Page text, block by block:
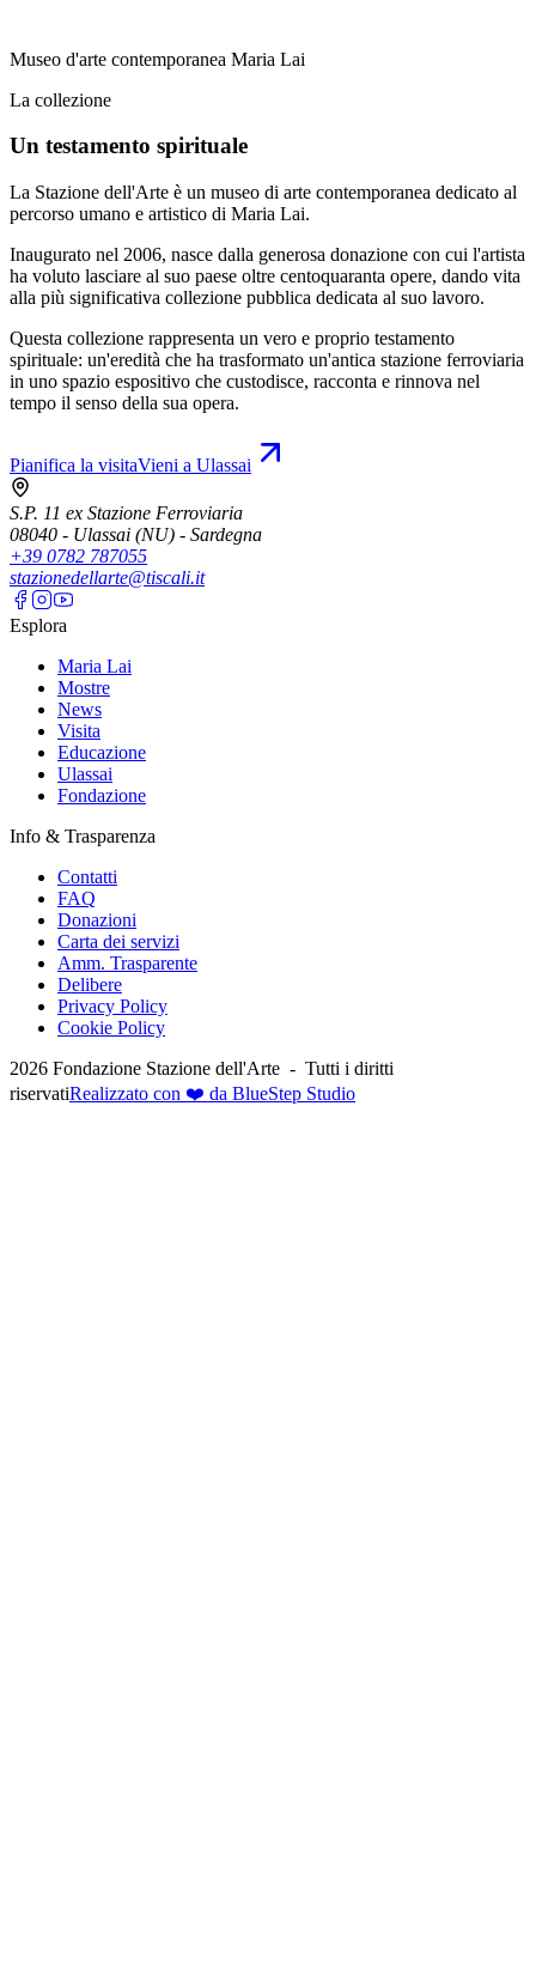
Museo d'arte contemporanea Maria Lai
La collezione
Un testamento spirituale
La Stazione dell'Arte è un museo di arte contemporanea dedicato al
percorso umano e artistico di Maria Lai.
Inaugurato nel 2006, nasce dalla generosa donazione con cui l'artista
ha voluto lasciare al suo paese oltre centoquaranta opere, dando vita
alla più significativa collezione pubblica dedicata al suo lavoro.
Questa collezione rappresenta un vero e proprio testamento
spirituale: un'eredità che ha trasformato un'antica stazione ferroviaria
in uno spazio espositivo che custodisce, racconta e rinnova nel
tempo il senso della sua opera.
Pianifica la visitaVieni a Ulassai
S.P. 11 ex Stazione Ferroviaria
08040 - Ulassai (NU) - Sardegna
+39 0782 787055
stazionedellarte@tiscali.it
Esplora
Maria Lai
Mostre
News
Visita
Educazione
Ulassai
Fondazione
Info & Trasparenza
Contatti
FAQ
Donazioni
Carta dei servizi
Amm. Trasparente
Delibere
Privacy Policy
Cookie Policy
2026 Fondazione Stazione dell'Arte - Tutti i diritti
riservatiRealizzato con ❤️ da BlueStep Studio